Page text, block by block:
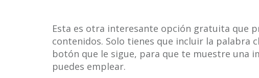
Esta es otra interesante opción gratuita que
contenidos. Solo tienes que incluir la palabra
botón que le sigue, para que te muestre una
puedes emplear.